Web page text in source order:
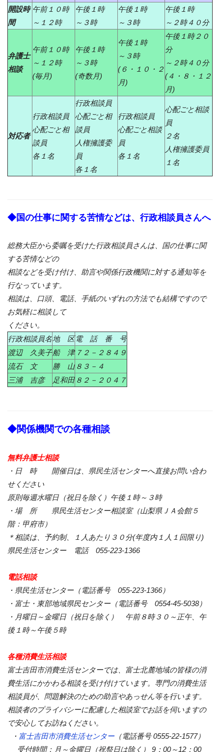
開設時
間
午前１０時
～１２時
午後１時
～３時
午後１時
～３時
午後１時
～２時４０分
弁護士
相談
午前１０時
～１２時
(毎月)
午後１時
～３時
(奇数月)
午後１時
～３時
(６・１０・２
月)
午後１時２０
分
～２時４０分
(４・８・１２
月)
対応者
行政相談員
心配ごと相
談員
各１名
行政相談員
心配ごと相
談員
人権擁護委
員
各１名
行政相談員
心配ごと相談
員
各１名
心配ごと相談
員
２名
人権擁護委員
１名
◆国の仕事に関する苦情などは、行政相談員さんへ
総務大臣から委嘱を受けた行政相談員さんは、国の仕事に関
する苦情などの
相談などを受け付け、助言や関係行政機関に対する通知等を
行なっています。
相談は、口頭、電話、手紙のいずれの方法でも結構ですので
お気軽に相談して
ください。
行政相談員名地 区電 話 番 号
渡辺 久美子船 津７２－２８４９
流石 文
勝 山 ８３－４
三浦 吉彦
足和田 ８２－２０４７
◆関係機関での各種相談
無料弁護士相談
・日 時 開催日は、県民生活センターへ直接お問い合わ
せください
原則毎週水曜日（祝日を除く）午後１時～３時
・場 所 県民生活センター相談室（山梨県ＪＡ会館５
階：甲府市）
＊相談は、予約制、１人あたり３０分(年度内１人１回限り)
県民生活センター 電話 055‐223‐1366
電話相談
・県民生活センター（電話番号 055‐223‐1366）
・富士・東部地域県民センター（電話番号 0554‐45‐5038）
・月曜日～金曜日（祝日を除く） 午前８時３０～正午、午
後１時～午後５時
各種消費生活相談
富士吉田市消費生活センターでは、富士北麓地域の皆様の消
費生活にかかわる相談を受け付けています。専門の消費生活
相談員が、問題解決のための助言やあっせん等を行います。
相談者のプライバシーに配慮した相談室でお話を伺いますの
で安心してお訪ねください。
・ 富士吉田市消費生活センター（電話番号 0555-22-1577）
受付時間：月～金曜日（祝祭日は除く） 9：00～12：00